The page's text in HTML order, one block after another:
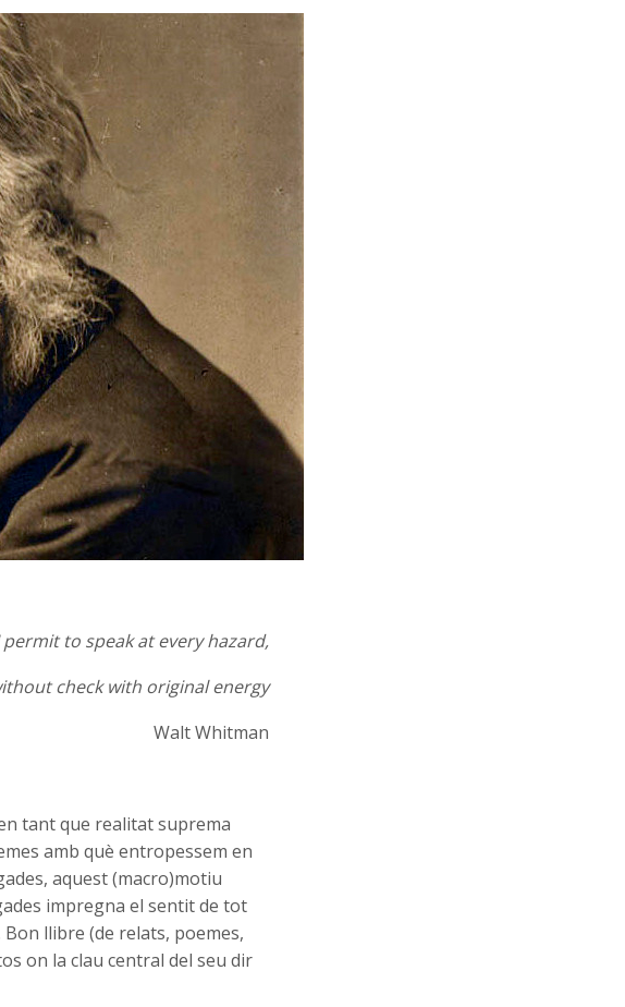
to speak at every hazard,
check with original energy
Walt Whitman
tant que realitat suprema
amb què entropessem en
aquest (macro)motiu
impregna el sentit de tot
llibre (de relats, poemes,
on la clau central del seu dir